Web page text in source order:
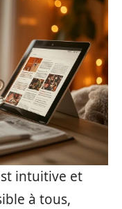
intuitive et
à tous,